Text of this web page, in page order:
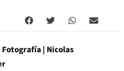
Fotografía | Nicolas